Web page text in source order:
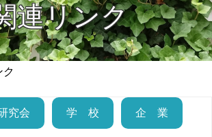
連リンク
ク
究会 学 校 企 業